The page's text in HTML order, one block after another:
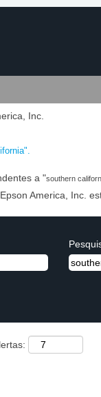
Inc.
a "southern
America, Inc.